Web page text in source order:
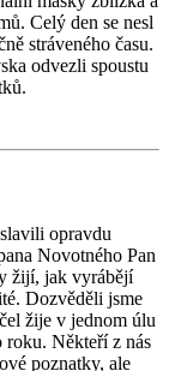
Celý den se nesl
stráveného času.
odvezli spoustu
opravdu
Novotného Pan
žijí, jak vyrábějí
Dozvěděli jsme
žije v jednom úlu
roku. Někteří z nás
poznatky, ale